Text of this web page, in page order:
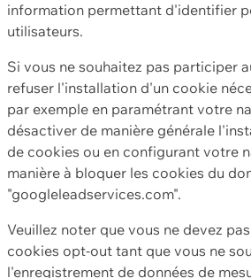
information permettant d'identifier
utilisateurs.
Si vous ne souhaitez pas participer
refuser l'installation d'un cookie
par exemple en paramétrant votre
désactiver de manière générale
de cookies ou en configurant votre
manière à bloquer les cookies du
"googleleadservices.com".
Veuillez noter que vous ne devez
cookies opt-out tant que vous ne
l'enregistrement de données de